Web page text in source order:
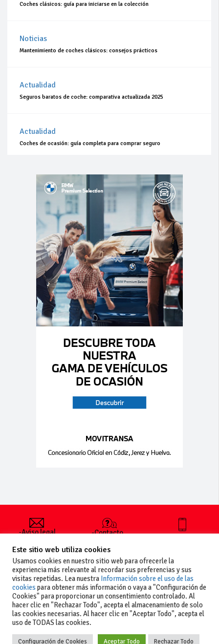
Coches clásicos: guía para iniciarse en la colección
Noticias
Mantenimiento de coches clásicos: consejos prácticos
Actualidad
Seguros baratos de coche: comparativa actualizada 2025
Actualidad
Coches de ocasión: guía completa para comprar seguro
-Aviso legal
generales
de uso
-Política de
privacidad
-Política de
cookies
-Contacto
publicar un
anuncio
-Vende+
+34 627 35
Este sitio web utiliza cookies
Usamos cookies en nuestro sitio web para ofrecerle la
experiencia más relevante al recordar sus preferencias y sus
visitas repetidas. Lea nuestra Información sobre el uso de las
cookies para obtener más información o vaya a "Configuración de
Cookies" para proporcionar un consentimiento controlado. Al
hacer clic en "Rechazar Todo", acepta el almacenamiento de solo
las cookies necesarias. Al hacer clic en "Aceptar Todo", acepta el
uso de TODAS las cookies.
Configuración de Cookies Aceptar Todo Rechazar Todo